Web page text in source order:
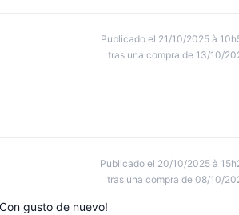
Publicado el 21/10/2025 à
tras una compra de 13/10/
Publicado el 20/10/2025 à
tras una compra de 08/10/
gusto de nuevo!